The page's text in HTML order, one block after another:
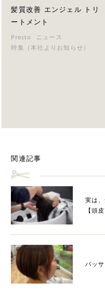
髪質改善 エンジェル トリ
ートメント
Presto
ニュース
特集（本社よりお知らせ）
関連記事
実は
【頭
バッ